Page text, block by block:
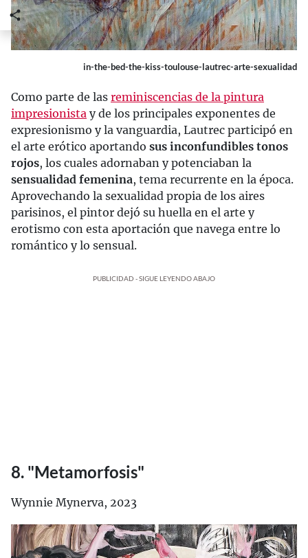
in-the-bed-the-kiss-toulouse-lautrec-arte-sexualidad
Como parte de las reminiscencias de la pintura
impresionista y de los principales exponentes de
expresionismo y la vanguardia, Lautrec participó en
el arte erótico aportando sus inconfundibles tonos
rojos, los cuales adornaban y potenciaban la
sensualidad femenina, tema recurrente en la época.
Aprovechando la sexualidad propia de los aires
parisinos, el pintor dejó su huella en el arte y
erotismo con esta aportación que navega entre lo
romántico y lo sensual.
PUBLICIDAD - SIGUE LEYENDO ABAJO
8. "Metamorfosis"
Wynnie Mynerva, 2023